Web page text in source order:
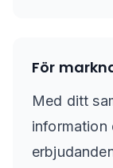
För
Med ditt
information